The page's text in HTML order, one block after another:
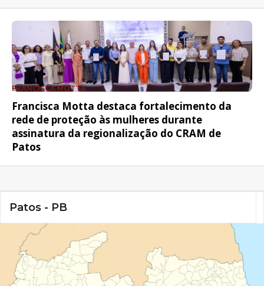
FRANCISCA MOTTA
Francisca Motta destaca fortalecimento da
rede de proteção às mulheres durante
assinatura da regionalização do CRAM de
Patos
Patos - PB